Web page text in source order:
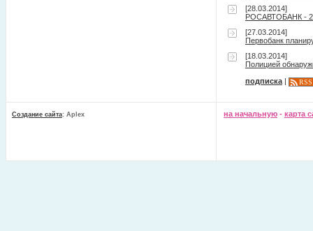
[28.03.2014]
РОСАВТОБАНК -
[27.03.2014]
Первобанк
[18.03.2014]
Полицией
подписка | RSS
Создание сайта: Aplex на начальную - карта